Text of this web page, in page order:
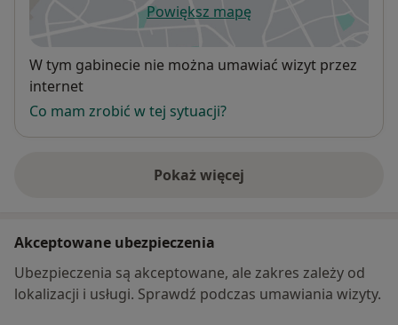
Powiększ mapęotwiera się w nowej karcie
Dostępność
W tym gabinecie nie można umawiać wizyt przez
internet
Co mam zrobić w tej sytuacji?
Pokaż więcej
o adresie
Akceptowane ubezpieczenia
Ubezpieczenia są akceptowane, ale zakres zależy od
lokalizacji i usługi. Sprawdź podczas umawiania wizyty.